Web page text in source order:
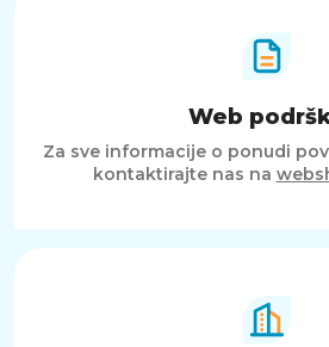
Web
Za sve informacije o ponudi
kontaktirajte nas na